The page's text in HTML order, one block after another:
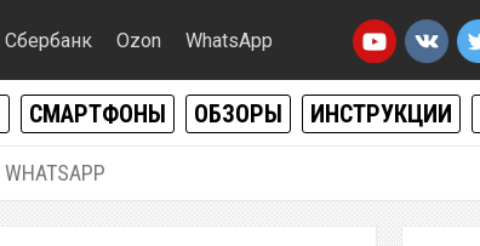
Сбербанк Ozon WhatsApp
СМАРТФОНЫ ОБЗОРЫ ИНСТРУКЦИИ
WHATSAPP